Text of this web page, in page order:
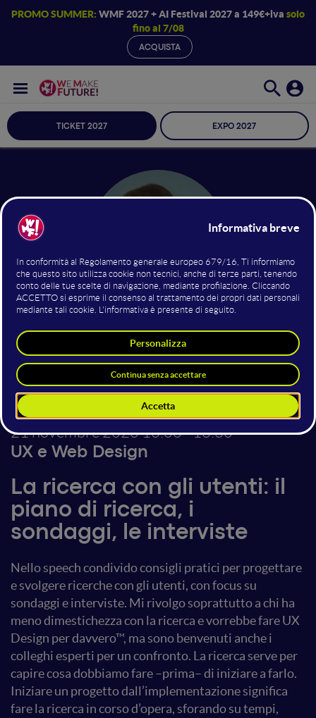
PROMO SUMMER: WMF 2027 + AI Festival 2027 a 149€+iva solo
fino al 7/08
ACQUISTA
TICKET 2027 EXPO 2027
Lean Product Discovery Expert,
UXQB Certified UX professional,
Growth Consultant
Claranet Italia
21 novembre 202016:00 - 16:30
UX e Web Design
La ricerca con gli utenti: il
piano di ricerca, i
sondaggi, le interviste
Nello speech condivido consigli pratici per progettare
e svolgere ricerche con gli utenti, con focus su
sondaggi e interviste. Mi rivolgo soprattutto a chi ha
meno dimestichezza con la ricerca e vorrebbe fare UX
Design per davvero™, ma sono benvenuti anche i
colleghi esperti per un confronto. La ricerca serve per
capire cosa dobbiamo fare –prima– di iniziare a farlo.
Iniziare un progetto dall’implementazione significa
fare la ricerca in corso d’opera, sforando su tempi,